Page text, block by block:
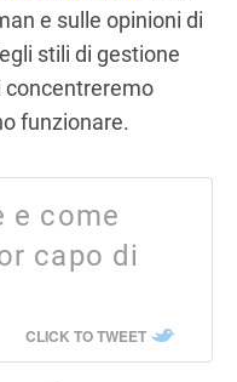
e sulle opinioni di
stili di gestione
concentreremo
funzionare.
e come
capo di
CLICK TO TWEET